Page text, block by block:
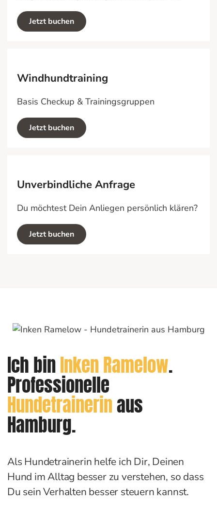
Jetzt buchen
Windhundtraining
Basis Checkup & Trainingsgruppen
Jetzt buchen
Unverbindliche Anfrage
Du möchtest Dein Anliegen persönlich klären?
Jetzt buchen
Ich binInken Ramelow.
Professionelle
Hundetrainerinaus
Hamburg.
Als Hundetrainerin helfe ich Dir, Deinen
Hund im Alltag besser zu verstehen, so dass
Du sein Verhalten besser steuern kannst.